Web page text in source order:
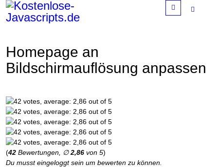
Menu
Homepage an
Bildschirmauflösung anpassen
(42 Bewertungen, ∅2,86 von 5)
Du musst eingeloggt sein um bewerten zu können.